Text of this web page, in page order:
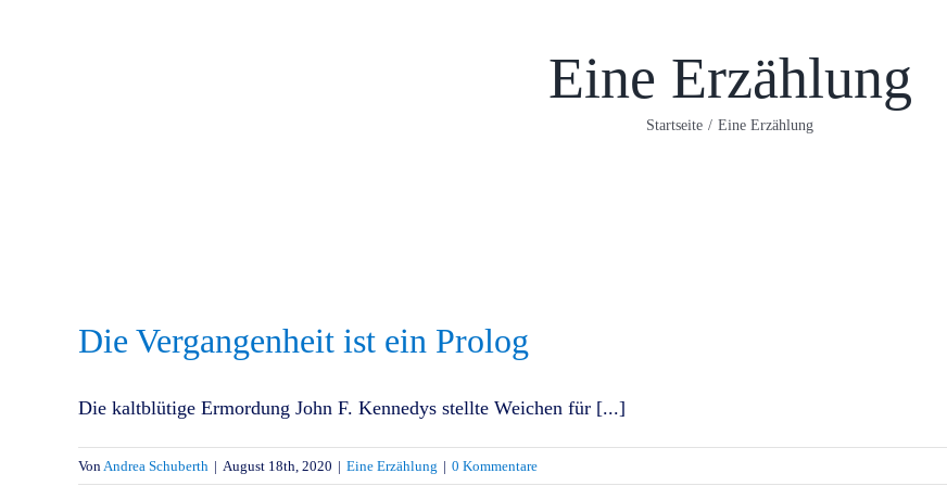
Eine Erzählung
Startseite / Eine Erzählung
Die Vergangenheit ist ein Prolog
Die kaltblütige Ermordung John F. Kennedys stellte Weichen für [...]
VonAndrea Schuberth | August 18th, 2020 | Eine Erzählung | 0 Kommentare